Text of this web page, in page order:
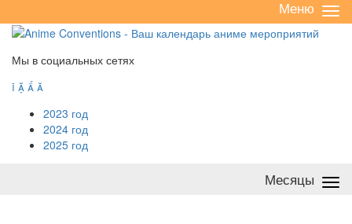
/
Меню
Мы в социальных сетях
   
2023 год
2024 год
2025 год
Месяцы